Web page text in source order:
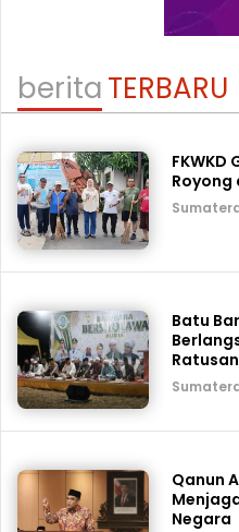
beritaTERBARU
Royong
Batu
Qanun
Negara